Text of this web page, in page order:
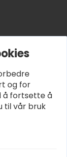
og for
å fortsette å
til vår bruk